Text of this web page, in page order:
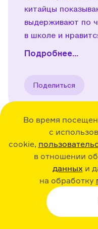
Во время
с
cookie,
в отношении
данных и
на обработку
китайцы
выдерживают по
в школе и
Подробнее...
Поделиться
36:30
Исландия.
ботинках
и вулкане